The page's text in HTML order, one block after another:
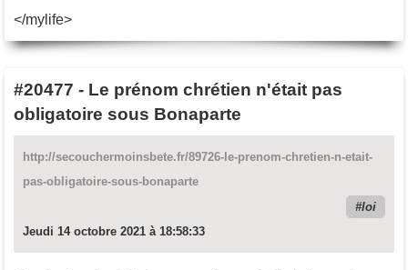
</mylife>
#20477 - Le prénom chrétien n'était pas
obligatoire sous Bonaparte
http://secouchermoinsbete.fr/89726-le-prenom-chretien-n-etait-
pas-obligatoire-sous-bonaparte
loi
Jeudi 14 octobre 2021 à 18:58:33